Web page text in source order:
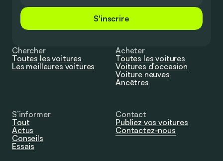
S'inscrire
Chercher
Toutes les voitures
Les meilleures voitures
Acheter
Toutes les voitures
Voitures d’occasion
Voiture neuves
Ancêtres
S’informer
Tout
Actus
Conseils
Essais
Contact
Publiez vos voitures
Contactez-nous